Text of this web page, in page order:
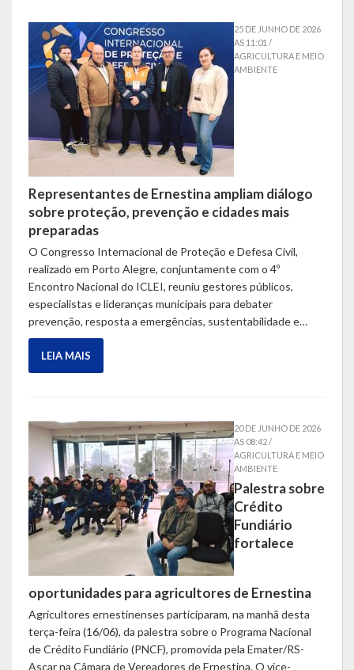
RGF – Relatório de Gestão Fiscal
RREO – Relatório Resumido da Execução Orçamentária
LOA – Lei Orçamentária Anual
RC – Relatório Circunstanciado
PPA – Plano Plurianual
LDO – Lei de Diretrizes Orçamentárias
Acesso à Informação
Transparência
25 DE JUNHO DE 2026
AS 11:01 /
AGRICULTURA E MEIO
AMBIENTE
Representantes de Ernestina ampliam diálogo
sobre proteção, prevenção e cidades mais
preparadas
O Congresso Internacional de Proteção e Defesa Civil,
realizado em Porto Alegre, conjuntamente com o 4º
Encontro Nacional do ICLEI, reuniu gestores públicos,
especialistas e lideranças municipais para debater
prevenção, resposta a emergências, sustentabilidade e…
LEIA MAIS
20 DE JUNHO DE 2026
AS 08:42 /
AGRICULTURA E MEIO
AMBIENTE
Palestra sobre
Crédito
Fundiário
fortalece
oportunidades para agricultores de Ernestina
Agricultores ernestinenses participaram, na manhã desta
terça-feira (16/06), da palestra sobre o Programa Nacional
de Crédito Fundiário (PNCF), promovida pela Emater/RS-
Ascar na Câmara de Vereadores de Ernestina. O vice-